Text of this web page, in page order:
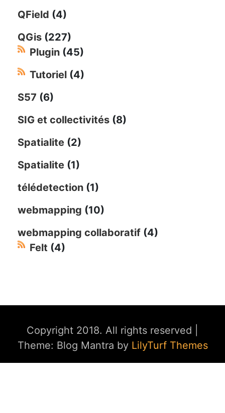
QField (4)
QGis (227)
Plugin (45)
Tutoriel (4)
S57 (6)
SIG et collectivités (8)
Spatialite (2)
Spatialite (1)
télédetection (1)
webmapping (10)
webmapping collaboratif (4)
Felt (4)
Copyright 2018. All rights reserved
Theme: Blog Mantra by LilyTurf Themes